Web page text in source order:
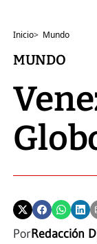
Inicio> Mundo
MUNDO
PorRedacción